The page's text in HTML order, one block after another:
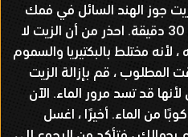
جوز الهند السائل في فمك
30 دقيقة. احذر من أن الزيت لا
لأنه مختلط بالبكتيريا والسموم
المطلوب ، قم بإزالة الزيت
قد تسد مرور الماء. الآن
من الماء. أخيرًا ، اغسل